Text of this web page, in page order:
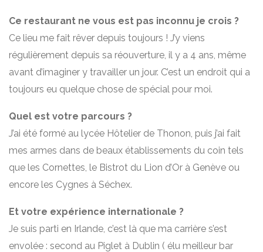
Ce restaurant ne vous est pas inconnu je crois ?
Ce lieu me fait rêver depuis toujours ! J’y viens
régulièrement depuis sa réouverture, il y a 4 ans, même
avant d’imaginer y travailler un jour. C’est un endroit qui a
toujours eu quelque chose de spécial pour moi.
Quel est votre parcours ?
J’ai été formé au lycée Hôtelier de Thonon, puis j’ai fait
mes armes dans de beaux établissements du coin tels
que les Cornettes, le Bistrot du Lion d’Or à Genève ou
encore les Cygnes à Séchex.
Et votre expérience internationale ?
Je suis parti en Irlande, c’est là que ma carrière s’est
envolée : second au Piglet à Dublin ( élu meilleur bar